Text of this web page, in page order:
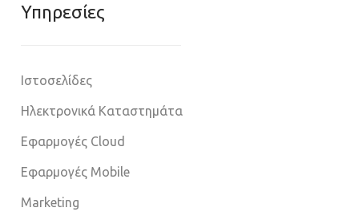
Υπηρεσίες
Ιστοσελίδες
Ηλεκτρονικά Καταστημάτα
Εφαρμογές Cloud
Εφαρμογές Mobile
Marketing